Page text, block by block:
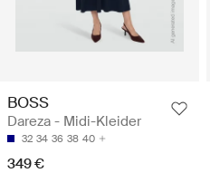
BOSS
Dareza - Midi-Kleider
32 34 36 38 40
349 €